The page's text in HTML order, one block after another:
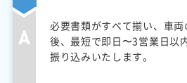
必要書類がすべて揃い、車
後、最短で即日〜3営業日以
振り込みいたします。